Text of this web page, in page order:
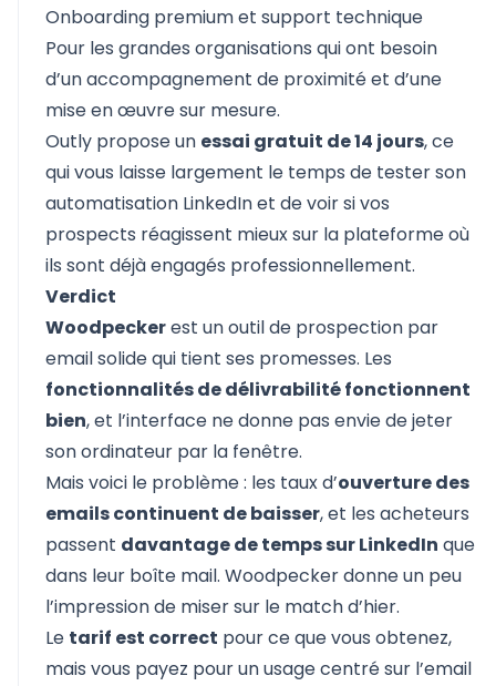
Onboarding premium et support technique
Pour les grandes organisations qui ont besoin
d’un accompagnement de proximité et d’une
mise en œuvre sur mesure.
Outly propose un essai gratuit de 14 jours, ce
qui vous laisse largement le temps de tester son
automatisation LinkedIn et de voir si vos
prospects réagissent mieux sur la plateforme où
ils sont déjà engagés professionnellement.
Verdict
Woodpeckerest un outil de prospection par
email solide qui tient ses promesses. Les
fonctionnalités de délivrabilité fonctionnent
bien, et l’interface ne donne pas envie de jeter
son ordinateur par la fenêtre.
Mais voici le problème : les taux d’ouverture des
emails continuent de baisser, et les acheteurs
passent davantage de temps sur LinkedIn que
dans leur boîte mail. Woodpecker donne un peu
l’impression de miser sur le match d’hier.
Le tarif est correct pour ce que vous obtenez,
mais vous payez pour un usage centré sur l’email